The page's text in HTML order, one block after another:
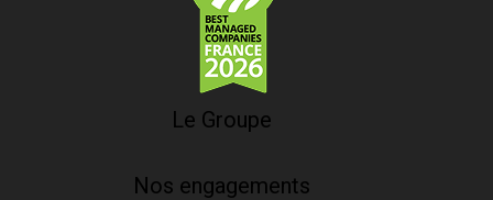
Le Groupe
Nos engagements